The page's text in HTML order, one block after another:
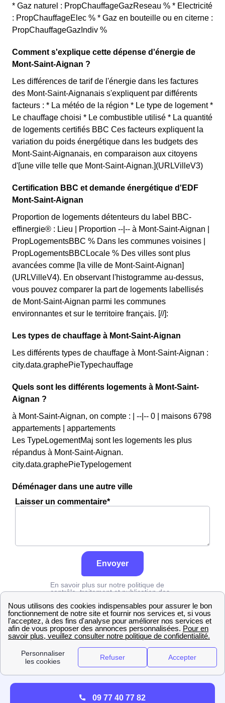
* Gaz naturel : PropChauffageGazReseau % * Electricité
: PropChauffageElec % * Gaz en bouteille ou en citerne :
PropChauffageGazIndiv %
Comment s'explique cette dépense d'énergie de
Mont-Saint-Aignan ?
Les différences de tarif de l'énergie dans les factures
des Mont-Saint-Aignanais s'expliquent par différents
facteurs : * La météo de la région * Le type de logement *
Le chauffage choisi * Le combustible utilisé * La quantité
de logements certifiés BBC Ces facteurs expliquent la
variation du poids énergétique dans les budgets des
Mont-Saint-Aignanais, en comparaison aux citoyens
d'[une ville telle que Mont-Saint-Aignan.](URLVilleV3)
Certification BBC et demande énergétique d'EDF
Mont-Saint-Aignan
Proportion de logements détenteurs du label BBC-
effinergie® : Lieu | Proportion --|-- à Mont-Saint-Aignan |
PropLogementsBBC % Dans les communes voisines |
PropLogementsBBCLocale % Des villes sont plus
avancées comme [la ville de Mont-Saint-Aignan]
(URLVilleV4). En observant l'histogramme au-dessus,
vous pouvez comparer la part de logements labellisés
de Mont-Saint-Aignan parmi les communes
environnantes et sur le territoire français. [//]:
Les types de chauffage à Mont-Saint-Aignan
Les différents types de chauffage à Mont-Saint-Aignan :
city.data.graphePieTypechauffage
Quels sont les différents logements à Mont-Saint-
Aignan ?
à Mont-Saint-Aignan, on compte : | --|-- 0 | maisons 6798
appartements | appartements
Les TypeLogementMaj sont les logements les plus
répandus à Mont-Saint-Aignan.
city.data.graphePieTypelogement
Déménager dans une autre ville
Laisser un commentaire*
Envoyer
En savoir plus sur notre politique de
contrôle, traitement et publication des
Edf Seine-Maritime Mont-Saint-Aignan
09 77 40 77 82